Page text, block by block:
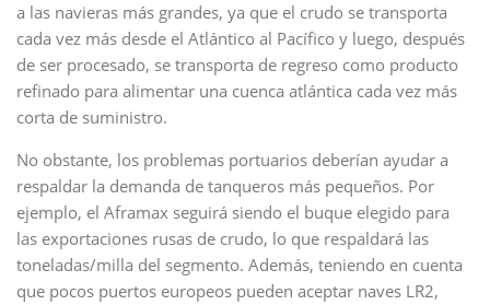
a las navieras más grandes, ya que el crudo se transporta
cada vez más desde el Atlántico al Pacífico y luego, después
de ser procesado, se transporta de regreso como producto
refinado para alimentar una cuenca atlántica cada vez más
corta de suministro.
No obstante, los problemas portuarios deberían ayudar a
respaldar la demanda de tanqueros más pequeños. Por
ejemplo, el Aframax seguirá siendo el buque elegido para
las exportaciones rusas de crudo, lo que respaldará las
toneladas/milla del segmento. Además, teniendo en cuenta
que pocos puertos europeos pueden aceptar naves LR2,